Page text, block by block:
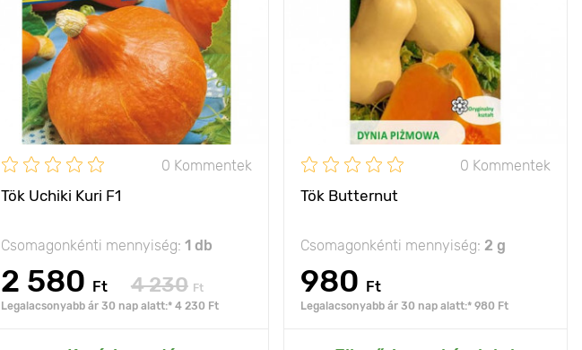
0 Kommentek
Tök Uchiki Kuri F1
Csomagonkénti mennyiség: 1 db
2 580 Ft 4 230 Ft
Legalacsonyabb ár 30 nap alatt:* 4 230 Ft
Kifejlett kori
magasság
bokor típusú
Ültetési távolság 150 х 100 cm
Fényigény nap
A termés súlya 1 - 2 kg
0 Kommentek
Tök Butternut
Csomagonkénti mennyiség: 2 g
980 Ft
Legalacsonyabb ár 30 nap alatt:* 980 Ft
Kifejlett kori
magasság
közepesen elágazó
Ültetési távolság 100 х 100 cm
Fényigény
A termés súlya